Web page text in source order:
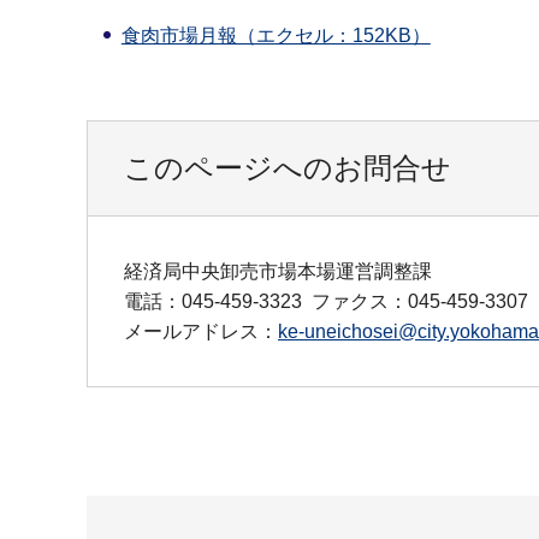
食肉市場月報（エクセル：152KB）
このページへのお問合せ
経済局中央卸売市場本場運営調整課
電話：045-459-3323 ファクス：045-459-3307
メールアドレス： ke-